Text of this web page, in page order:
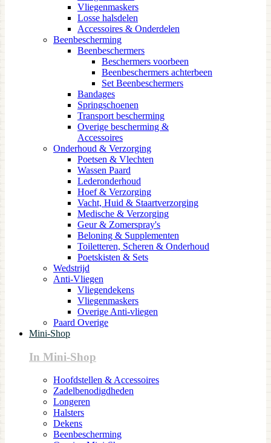
Vliegenmaskers
Losse halsdelen
Accessoires & Onderdelen
Beenbescherming
Beenbeschermers
Beschermers voorbeen
Beenbeschermers achterbeen
Set Beenbeschermers
Bandages
Springschoenen
Transport bescherming
Overige bescherming &
Accessoires
Onderhoud & Verzorging
Poetsen & Vlechten
Wassen Paard
Lederonderhoud
Hoef & Verzorging
Vacht, Huid & Staartverzorging
Medische & Verzorging
Geur & Zomerspray's
Beloning & Supplementen
Toiletteren, Scheren & Onderhoud
Poetskisten & Sets
Wedstrijd
Anti-Vliegen
Vliegendekens
Vliegenmaskers
Overige Anti-vliegen
Paard Overige
Mini-Shop
In Mini-Shop
Hoofdstellen & Accessoires
Zadelbenodigdheden
Longeren
Halsters
Dekens
Beenbescherming